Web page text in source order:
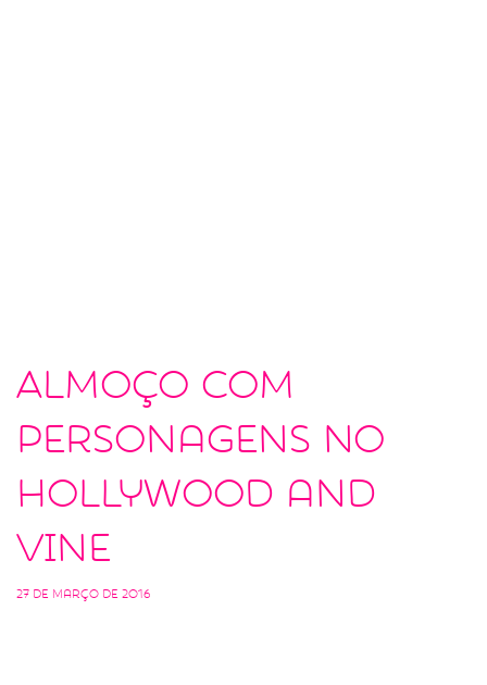
Almoço com
personagens no
Hollywood and
Vine
27 de março de 2016